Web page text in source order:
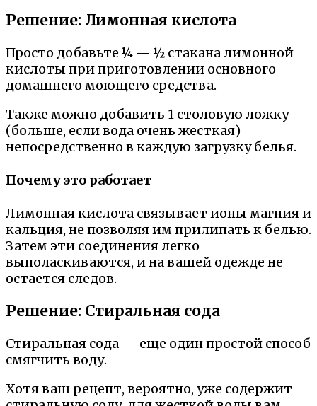
Решение: Лимонная кислота
Просто добавьте ¼ — ½ стакана лимонной
кислоты при приготовлении основного
домашнего моющего средства.
Также можно добавить 1 столовую ложку
(больше, если вода очень жесткая)
непосредственно в каждую загрузку белья.
Почему это работает
Лимонная кислота связывает ионы магния и
кальция, не позволяя им прилипать к белью.
Затем эти соединения легко
выполаскиваются, и на вашей одежде не
остается следов.
Решение: Стиральная сода
Стиральная сода — еще один простой способ
смягчить воду.
Хотя ваш рецепт, вероятно, уже содержит